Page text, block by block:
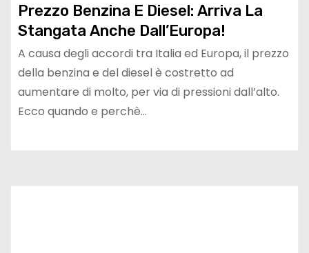
Prezzo Benzina E Diesel: Arriva La
Stangata Anche Dall’Europa!
A causa degli accordi tra Italia ed Europa, il prezzo
della benzina e del diesel è costretto ad
aumentare di molto, per via di pressioni dall’alto.
Ecco quando e perchè…